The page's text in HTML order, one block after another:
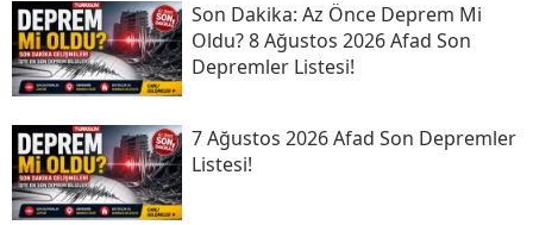
Son Daki̇ka: Az Önce Deprem Mi
Oldu? 8 Ağustos 2026 Afad Son
Depremler Listesi!
7 Ağustos 2026 Afad Son Depremler
Listesi!